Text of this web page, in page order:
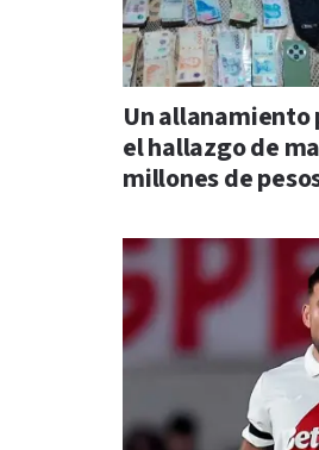
Un allanamiento
el hallazgo de
millones de